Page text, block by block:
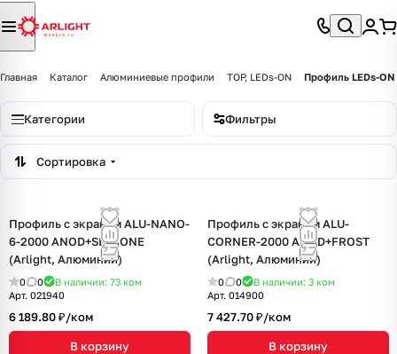
Главная Каталог Алюминиевые профили TOP, LEDs-ON Профиль LEDs-ON
Категории Фильтры
Сортировка
Профиль с экраном ALU-NANO-
6-2000 ANOD+SILICONE
(Arlight, Алюминий)
0 0 В наличии: 73 ком
Арт. 021940
6 189.80 ₽/ком
В корзину
Профиль с экраном ALU-
CORNER-2000 ANOD+FROST
(Arlight, Алюминий)
0 0 В наличии: 3 ком
Арт. 014900
7 427.70 ₽/ком
В корзину